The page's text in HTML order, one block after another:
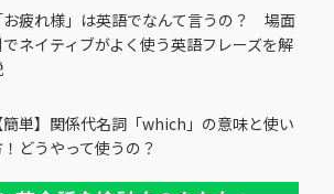
お疲れ様」は英語でなんて言うの？ 場面
ネイティブがよく使う英語フレーズを解
簡単】関係代名詞「which」の意味と使い
どうやって使うの？